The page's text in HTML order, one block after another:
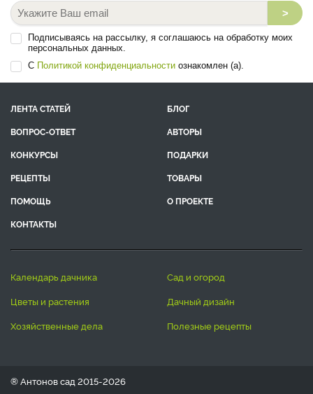
>
Подписываясь на рассылку, я соглашаюсь на обработку моих
персональных данных.
С Политикой конфиденциальности ознакомлен (а).
ЛЕНТА СТАТЕЙ
БЛОГ
ВОПРОС-ОТВЕТ
АВТОРЫ
КОНКУРСЫ
ПОДАРКИ
РЕЦЕПТЫ
ТОВАРЫ
ПОМОЩЬ
О ПРОЕКТЕ
КОНТАКТЫ
календарь дачника
сад и огород
цветы и растения
дачный дизайн
хозяйственные дела
полезные рецепты
® Антонов сад 2015-2026